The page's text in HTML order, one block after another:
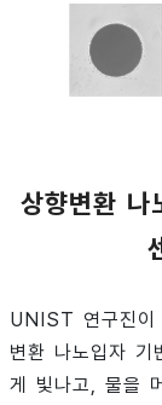
상향변환 나
UNIST 연구진이
변환 나노입자 기
게 빛나고, 물을